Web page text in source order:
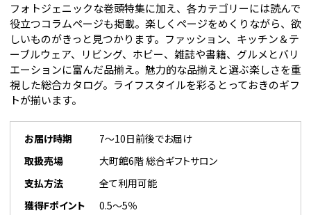
フォトジェニックな巻頭特集に加え、各カテゴリーには読んで
役立つコラムページも掲載。楽しくページをめくりながら、欲
しいものがきっと見つかります。ファッション、キッチン＆テ
ーブルウェア、リビング、ホビー、雑誌や書籍、グルメとバリ
エーションに富んだ品揃え。魅力的な品揃えと選ぶ楽しさを重
視した総合カタログ。ライフスタイルを彩るとっておきのギフ
トが揃います。
お届け時期
7～10日前後でお届け
取扱売場
大町館6階 総合ギフトサロン
支払方法
全て利用可能
獲得Fポイント
0.5～5％